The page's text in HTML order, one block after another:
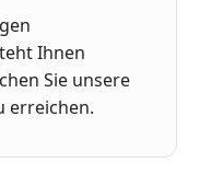
Ihnen
Sie unsere
erreichen.